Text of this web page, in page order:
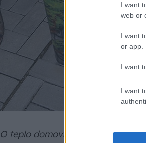
I want
web or
I want
or app.
I want
I want
O teplo domova sa stará drak